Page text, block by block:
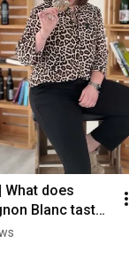
What does
Blanc taste